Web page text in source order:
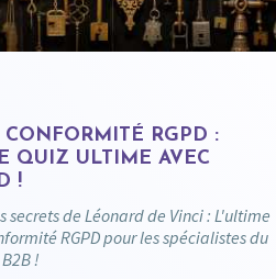
RGPD :
QUIZ ULTIME AVEC
!
secrets de Léonard de Vinci : L'ultime
RGPD pour les spécialistes du
!